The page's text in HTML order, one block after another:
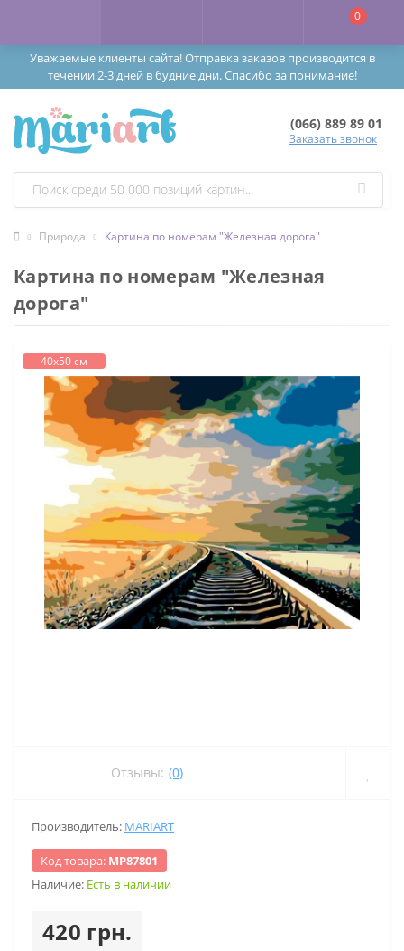
Уважаемые клиенты сайта! Отправка заказов производится в
течении 2-3 дней в будние дни. Спасибо за понимание!
0
(066) 889 89 01
Заказать звонок
Природа Картина по номерам "Железная дорога"
Картина по номерам "Железная
дорога"
40х50 см
Отзывы: (0)
Производитель: MARIART
Код товара: МР87801
Наличие: Есть в наличии
420 грн.